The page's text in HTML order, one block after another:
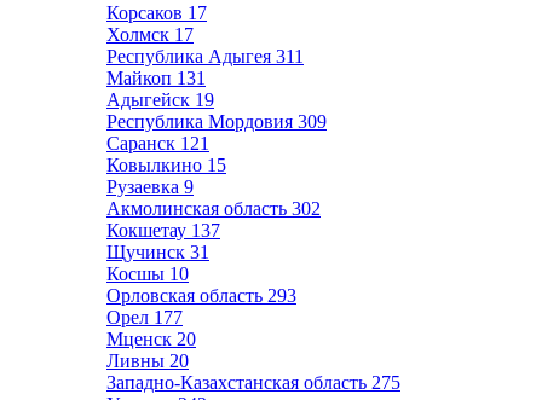
Корсаков 17
Холмск 17
Республика Адыгея 311
Майкоп 131
Адыгейск 19
Республика Мордовия 309
Саранск 121
Ковылкино 15
Рузаевка 9
Акмолинская область 302
Кокшетау 137
Щучинск 31
Косшы 10
Орловская область 293
Орел 177
Мценск 20
Ливны 20
Западно-Казахстанская область 275